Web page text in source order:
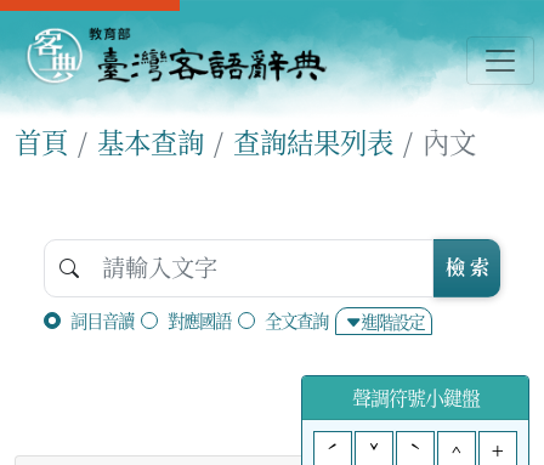
首頁 基本查詢 查詢結果列表 內文
詞目音讀 對應國語 全文查詢 進階設定
檢 索
聲調符號小鍵盤
ˊ
ˇ ˋ ^ +